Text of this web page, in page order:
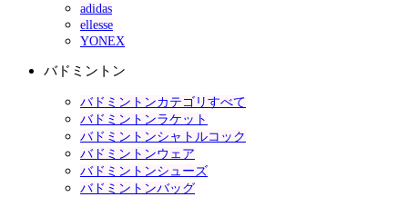
adidas
ellesse
YONEX
バドミントン
バドミントンカテゴリすべて
バドミントンラケット
バドミントンシャトルコック
バドミントンウェア
バドミントンシューズ
バドミントンバッグ